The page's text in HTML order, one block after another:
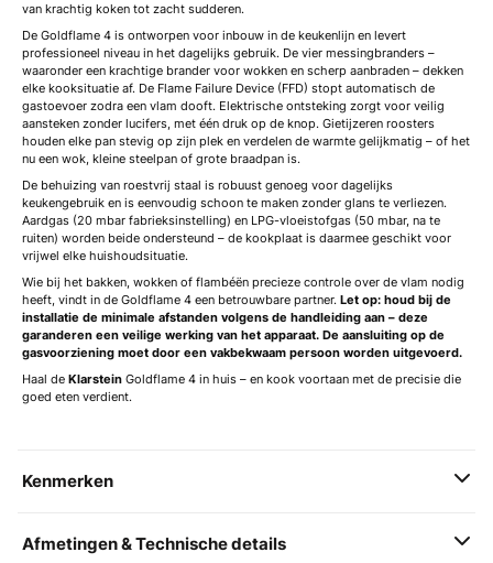
van krachtig koken tot zacht sudderen.
De Goldflame 4 is ontworpen voor inbouw in de keukenlijn en levert
professioneel niveau in het dagelijks gebruik. De vier messingbranders –
waaronder een krachtige brander voor wokken en scherp aanbraden – dekken
elke kooksituatie af. De Flame Failure Device (FFD) stopt automatisch de
gastoevoer zodra een vlam dooft. Elektrische ontsteking zorgt voor veilig
aansteken zonder lucifers, met één druk op de knop. Gietijzeren roosters
houden elke pan stevig op zijn plek en verdelen de warmte gelijkmatig – of het
nu een wok, kleine steelpan of grote braadpan is.
De behuizing van roestvrij staal is robuust genoeg voor dagelijks
keukengebruik en is eenvoudig schoon te maken zonder glans te verliezen.
Aardgas (20 mbar fabrieksinstelling) en LPG-vloeistofgas (50 mbar, na te
ruiten) worden beide ondersteund – de kookplaat is daarmee geschikt voor
vrijwel elke huishoudsituatie.
Wie bij het bakken, wokken of flambéën precieze controle over de vlam nodig
heeft, vindt in de Goldflame 4 een betrouwbare partner. Let op: houd bij de
installatie de minimale afstanden volgens de handleiding aan – deze
garanderen een veilige werking van het apparaat. De aansluiting op de
gasvoorziening moet door een vakbekwaam persoon worden uitgevoerd.
Haal de Klarstein Goldflame 4 in huis – en kook voortaan met de precisie die
goed eten verdient.
Kenmerken
Afmetingen & Technische details